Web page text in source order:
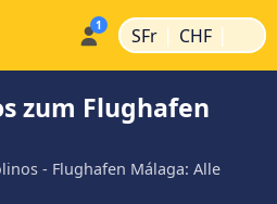
SFr | CHF |
zum Flughafen
- Flughafen Málaga: Alle